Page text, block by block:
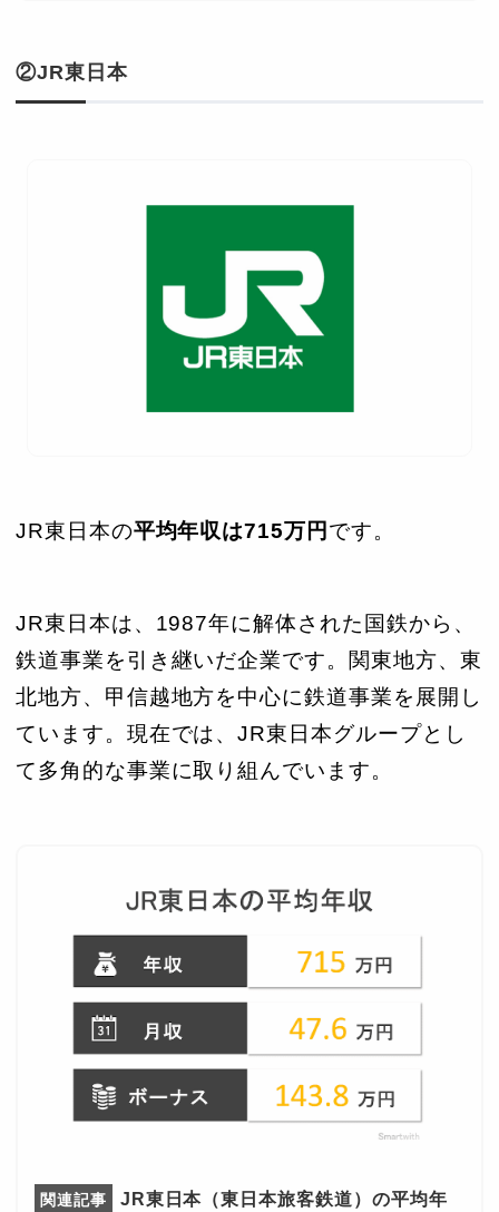
②JR東日本
JR東日本の平均年収は715万円 です。
JR東日本は、1987年に解体された国鉄から、
鉄道事業を引き継いだ企業です。関東地方、東
北地方、甲信越地方を中心に鉄道事業を展開し
ています。現在では、JR東日本グループとし
て多角的な事業に取り組んでいます。
JR東日本（東日本旅客鉄道）の平均年